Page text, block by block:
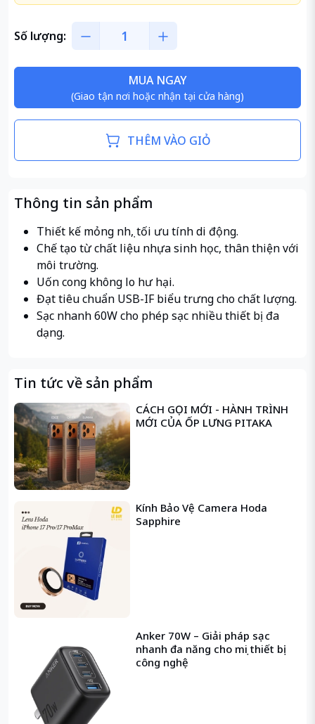
Số lượng:
MUA NGAY
(Giao tận nơi hoặc nhận tại cửa hàng)
THÊM VÀO GIỎ
Thông tin sản phẩm
Thiết kế mỏng nhẹ, tối ưu tính di động.
Chế tạo từ chất liệu nhựa sinh học, thân thiện với
môi trường.
Uốn cong không lo hư hại.
Đạt tiêu chuẩn USB-IF biểu trưng cho chất lượng.
Sạc nhanh 60W cho phép sạc nhiều thiết bị đa
dạng.
Tin tức về sản phẩm
CÁCH GỌI MỚI - HÀNH TRÌNH
MỚI CỦA ỐP LƯNG PITAKA
Kính Bảo Vệ Camera Hoda
Sapphire
Anker 70W – Giải pháp sạc
nhanh đa năng cho mọi thiết bị
công nghệ